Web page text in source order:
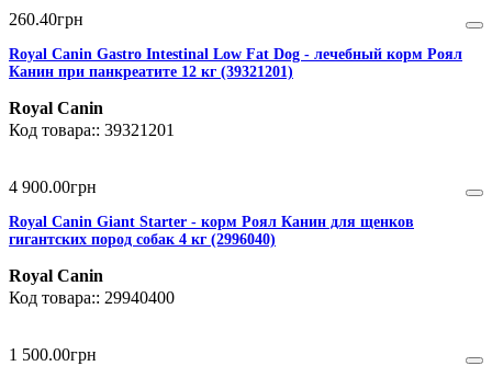
260.40грн
Royal Canin Gastro Intestinal Low Fat Dog - лечебный корм Роял
Канин при панкреатите 12 кг (39321201)
Royal Canin
39321201
4 900.00грн
Royal Canin Giant Starter - корм Роял Канин для щенков
гигантских пород собак 4 кг (2996040)
Royal Canin
29940400
1 500.00грн